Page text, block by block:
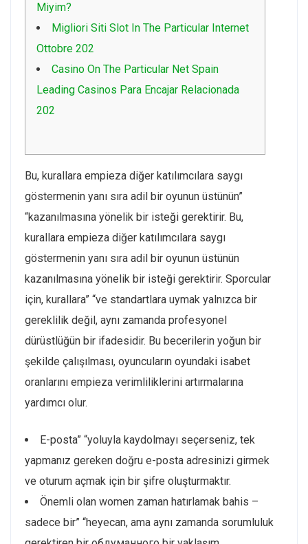
Miyim?
Migliori Siti Slot In The Particular Internet
Ottobre 202
Casino On The Particular Net Spain
Leading Casinos Para Encajar Relacionada
202
Bu, kurallara empieza diğer katılımcılara saygı
göstermenin yanı sıra adil bir oyunun üstünün”
“kazanılmasına yönelik bir isteği gerektirir. Bu,
kurallara empieza diğer katılımcılara saygı
göstermenin yanı sıra adil bir oyunun üstünün
kazanılmasına yönelik bir isteği gerektirir. Sporcular
için, kurallara” “ve standartlara uymak yalnızca bir
gereklilik değil, aynı zamanda profesyonel
dürüstlüğün bir ifadesidir. Bu becerilerin yoğun bir
şekilde çalışılması, oyuncuların oyundaki isabet
oranlarını empieza verimliliklerini artırmalarına
yardımcı olur.
E-posta” “yoluyla kaydolmayı seçerseniz, tek
yapmanız gereken doğru e-posta adresinizi girmek
ve oturum açmak için bir şifre oluşturmaktır.
Önemli olan women zaman hatırlamak bahis –
sadece bir” “heyecan, ama aynı zamanda sorumluluk